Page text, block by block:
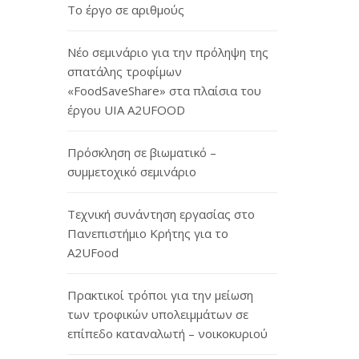
Το έργο σε αριθμούς
Νέο σεμινάριο για την πρόληψη της
σπατάλης τροφίμων
«FoodSaveShare» στα πλαίσια του
έργου UIA A2UFOOD
Πρόσκληση σε βιωματικό –
συμμετοχικό σεμινάριο
Τεχνική συνάντηση εργασίας στο
Πανεπιστήμιο Κρήτης για το
A2UFood
Πρακτικοί τρόποι για την μείωση
των τροφικών υπολειμμάτων σε
επίπεδο καταναλωτή – νοικοκυριού